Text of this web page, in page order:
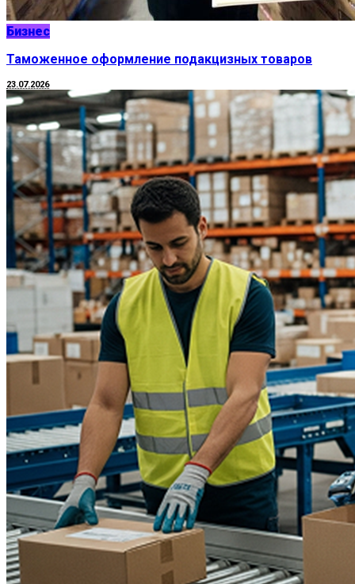
Бизнес
Таможенное оформление подакцизных товаров
23.07.2026